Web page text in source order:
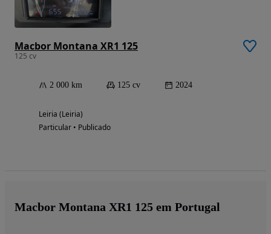
Macbor Montana XR1 125
125 cv
2 000 km 125 cv 2024
Leiria (Leiria)
Particular • Publicado
Macbor Montana XR1 125 em Portugal